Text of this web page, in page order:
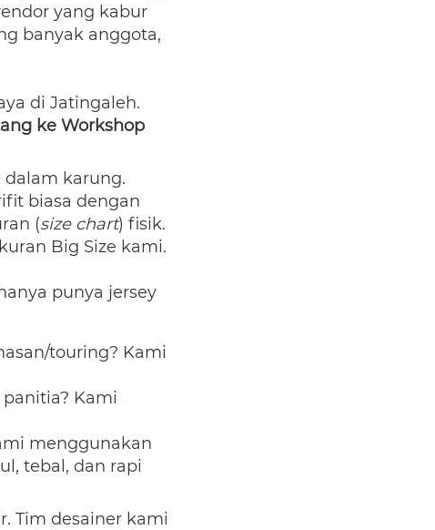
yang kabur
banyak anggota,
di Jatingaleh.
ke Workshop
karung.
(size chart) fisik.
Big Size kami.
punya jersey
touring? Kami
Kami
menggunakan
tebal, dan rapi
Tim desainer kami